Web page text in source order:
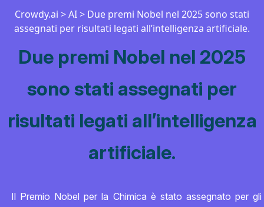
Crowdy.ai >AI> Due premi Nobel nel 2025 sono stati
assegnati per risultati legati all’intelligenza artificiale.
Due premi Nobel nel 2025
sono stati assegnati per
risultati legati all’intelligenza
artificiale.
Il Premio Nobel per la Chimica è stato assegnato per gli